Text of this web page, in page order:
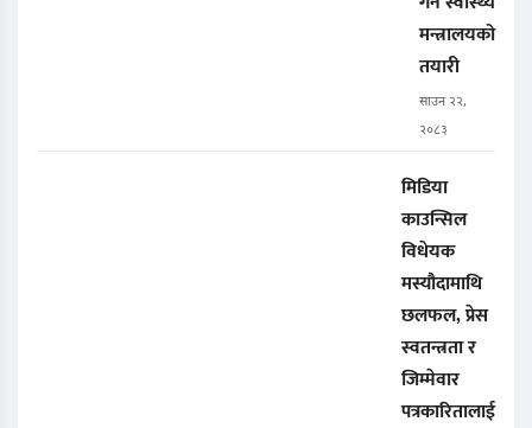
मन्त्रालयको
तयारी
साउन २२,
२०८३
मिडिया
काउन्सिल
विधेयक
मस्यौदामाथि
छलफल, प्रेस
स्वतन्त्रता र
जिम्मेवार
पत्रकारितालाई